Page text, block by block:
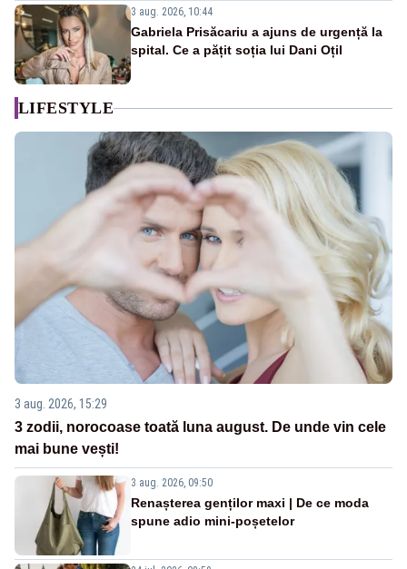
3 aug. 2026, 10:44
Gabriela Prisăcariu a ajuns de urgență la
spital. Ce a pățit soția lui Dani Oțil
LIFESTYLE
3 aug. 2026, 15:29
3 zodii, norocoase toată luna august. De unde vin cele
mai bune vești!
3 aug. 2026, 09:50
Renașterea genților maxi | De ce moda
spune adio mini-poșetelor